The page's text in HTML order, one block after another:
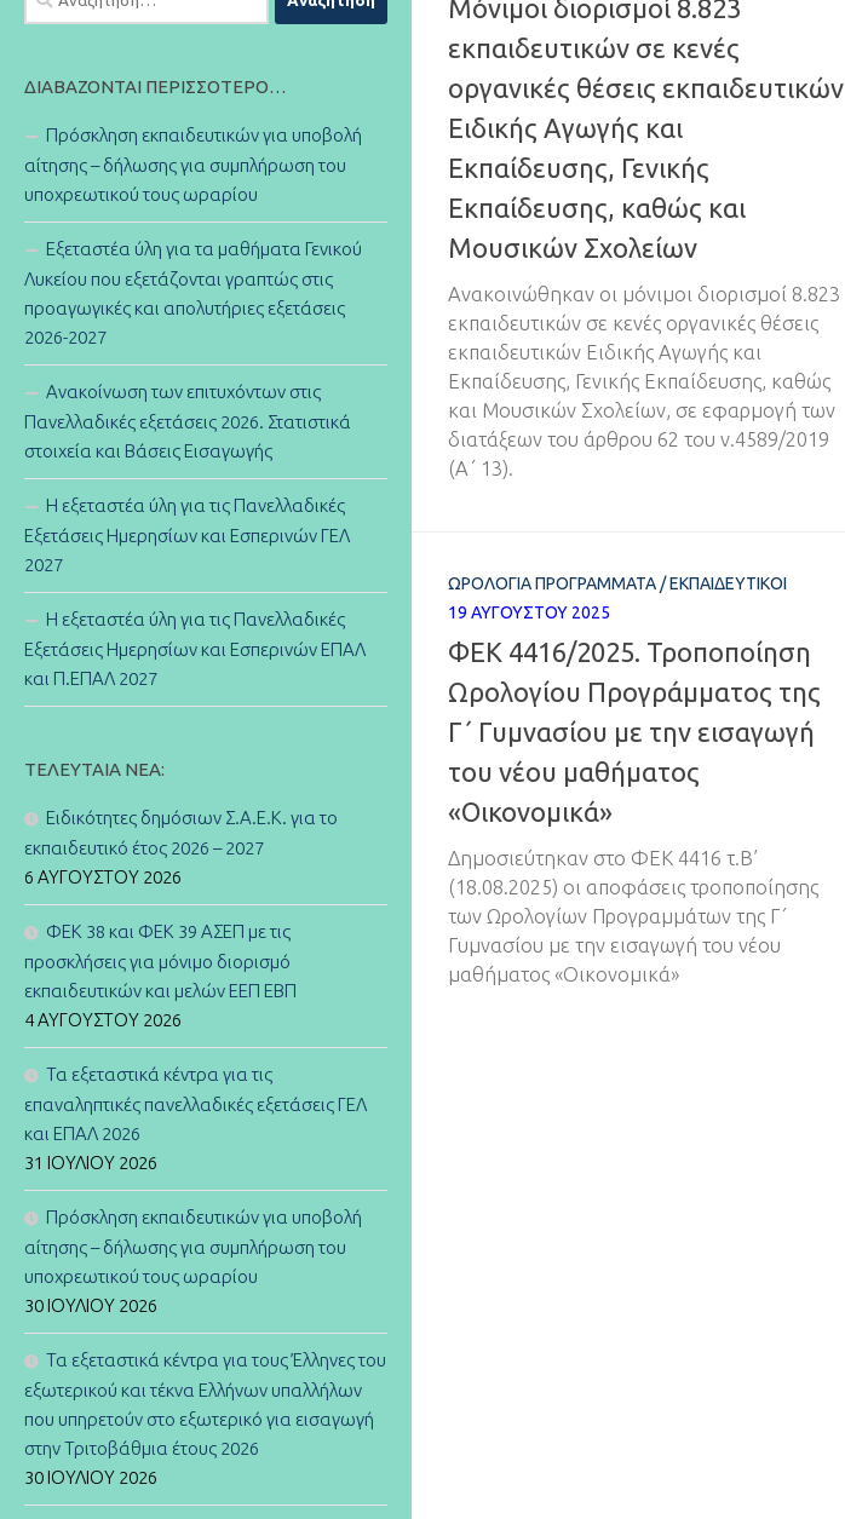
Μόνιμοι διορισμοί 8.823
εκπαιδευτικών σε κενές
οργανικές θέσεις εκπαιδευτικών
Ειδικής Αγωγής και
Εκπαίδευσης, Γενικής
Εκπαίδευσης, καθώς και
Μουσικών Σχολείων
Ανακοινώθηκαν οι μόνιμοι διορισμοί 8.823
εκπαιδευτικών σε κενές οργανικές θέσεις
εκπαιδευτικών Ειδικής Αγωγής και
Εκπαίδευσης, Γενικής Εκπαίδευσης, καθώς
και Μουσικών Σχολείων, σε εφαρμογή των
διατάξεων του άρθρου 62 του ν.4589/2019
(Α΄ 13).
ΩΡΟΛΌΓΙΑ ΠΡΟΓΡΆΜΜΑΤΑ /ΕΚΠΑΙΔΕΥΤΙΚΟΊ
19 ΑΥΓΟΎΣΤΟΥ 2025
ΦΕΚ 4416/2025. Τροποποίηση
Ωρολογίου Προγράμματος της
Γ΄ Γυμνασίου με την εισαγωγή
του νέου μαθήματος
«Οικονομικά»
Δημοσιεύτηκαν στο ΦΕΚ 4416 τ.Β’
(18.08.2025) οι αποφάσεις τροποποίησης
των Ωρολογίων Προγραμμάτων της Γ΄
Γυμνασίου με την εισαγωγή του νέου
μαθήματος «Οικονομικά»
για:
ΔΙΑΒΆΖΟΝΤΑΙ ΠΕΡΙΣΣΌΤΕΡΟ…
Πρόσκληση εκπαιδευτικών για υποβολή
αίτησης – δήλωσης για συμπλήρωση του
υποχρεωτικού τους ωραρίου
Εξεταστέα ύλη για τα μαθήματα Γενικού
Λυκείου που εξετάζονται γραπτώς στις
προαγωγικές και απολυτήριες εξετάσεις
2026-2027
Ανακοίνωση των επιτυχόντων στις
Πανελλαδικές εξετάσεις 2026. Στατιστικά
στοιχεία και Βάσεις Εισαγωγής
Η εξεταστέα ύλη για τις Πανελλαδικές
Εξετάσεις Ημερησίων και Εσπερινών ΓΕΛ
2027
Η εξεταστέα ύλη για τις Πανελλαδικές
Εξετάσεις Ημερησίων και Εσπερινών ΕΠΑΛ
και Π.ΕΠΑΛ 2027
ΤΕΛΕΥΤΑΊΑ ΝΈΑ:
Ειδικότητες δημόσιων Σ.Α.Ε.Κ. για το
εκπαιδευτικό έτος 2026 – 2027
6 ΑΥΓΟΎΣΤΟΥ 2026
ΦΕΚ 38 και ΦΕΚ 39 ΑΣΕΠ με τις
προσκλήσεις για μόνιμο διορισμό
εκπαιδευτικών και μελών ΕΕΠ ΕΒΠ
4 ΑΥΓΟΎΣΤΟΥ 2026
Τα εξεταστικά κέντρα για τις
επαναληπτικές πανελλαδικές εξετάσεις ΓΕΛ
και ΕΠΑΛ 2026
31 ΙΟΥΛΊΟΥ 2026
Πρόσκληση εκπαιδευτικών για υποβολή
αίτησης – δήλωσης για συμπλήρωση του
υποχρεωτικού τους ωραρίου
30 ΙΟΥΛΊΟΥ 2026
Τα εξεταστικά κέντρα για τους Έλληνες του
εξωτερικού και τέκνα Ελλήνων υπαλλήλων
που υπηρετούν στο εξωτερικό για εισαγωγή
στην Τριτοβάθμια έτους 2026
30 ΙΟΥΛΊΟΥ 2026